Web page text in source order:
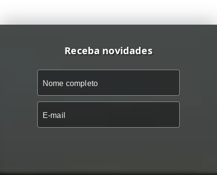
Receba novidades